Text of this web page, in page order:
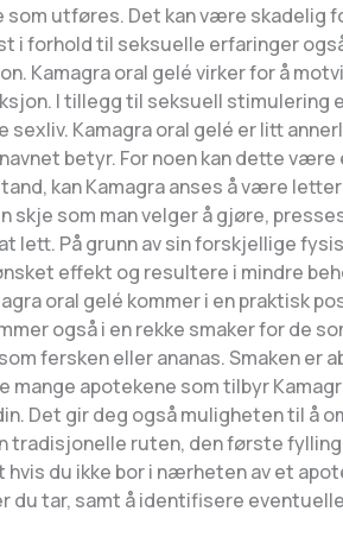
utføres. Det kan være skadelig
forhold til seksuelle erfaringer
Kamagra oral gelé virker for å
I tillegg til seksuell stimulering
Kamagra oral gelé er litt
betyr. For noen kan dette
kan Kamagra anses å være
skje som man velger å gjøre,
lett. På grunn av sin forskjellige
effekt og resultere i mindre
oral gelé kommer i en praktisk
også i en rekke smaker for de
fersken eller ananas. Smaken
apotekene som tilbyr
Det gir deg også muligheten til å
tradisjonelle ruten, den første
du ikke bor i nærheten av et
tar, samt å identifisere